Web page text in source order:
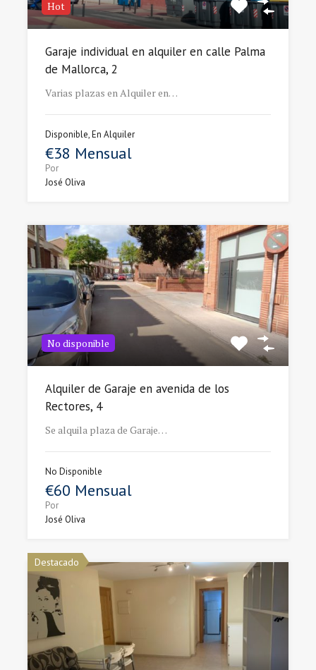
Hot
Garaje individual en alquiler en calle Palma
de Mallorca, 2
Varias plazas en Alquiler en…
Disponible, En Alquiler
€38 Mensual
Por
José Oliva
No disponible
Alquiler de Garaje en avenida de los
Rectores, 4
Se alquila plaza de Garaje…
No Disponible
€60 Mensual
Por
José Oliva
Destacado